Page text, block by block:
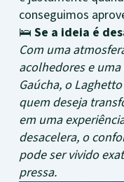
conseguimos
🛌 Se a ideia é
Com uma
acolhedores e
Gaúcha, o Laghetto
quem deseja
em uma
desacelera, o
pode ser vivido
pressa.